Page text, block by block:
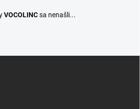
VOCOLINCsa nenašli...